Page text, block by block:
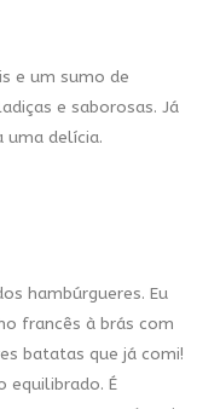
e um sumo de
e saborosas. Já
uma delícia.
hambúrgueres. Eu
francês à brás com
batatas que já comi!
equilibrado. É